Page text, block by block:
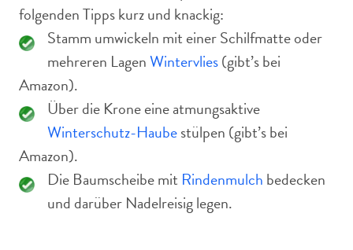
folgenden Tipps kurz und knackig:
Stamm umwickeln mit einer Schilfmatte oder
mehreren LagenWintervlies(gibt’s bei
Amazon).
Über die Krone eine atmungsaktive
Winterschutz-Haubestülpen (gibt’s bei
Amazon).
Die Baumscheibe mit Rindenmulch bedecken
und darüber Nadelreisig legen.